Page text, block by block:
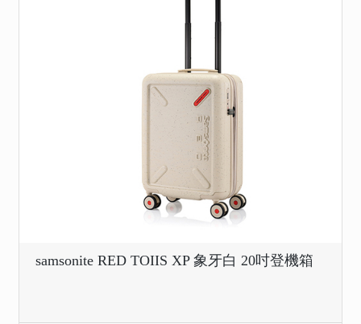
samsonite RED TOIIS XP 象牙白 20吋登機箱